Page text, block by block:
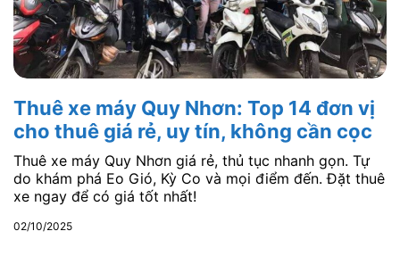
Thuê xe máy Quy Nhơn: Top 14 đơn vị
cho thuê giá rẻ, uy tín, không cần cọc
Thuê xe máy Quy Nhơn giá rẻ, thủ tục nhanh gọn. Tự
do khám phá Eo Gió, Kỳ Co và mọi điểm đến. Đặt thuê
xe ngay để có giá tốt nhất!
02/10/2025